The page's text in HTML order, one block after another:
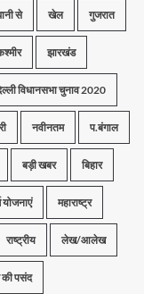
से खेल गुजरात
झारखंड
विधानसभा चुनाव 2020
नवीनतम प.बंगाल
बड़ी खबर बिहार
योजनाएं महाराष्ट्र
राष्ट्रीय लेख/आलेख
पसंद